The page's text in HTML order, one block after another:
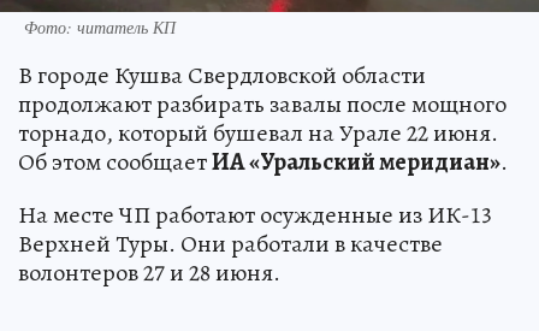
Фото: читатель КП
В городе Кушва Свердловской области
продолжают разбирать завалы после мощного
торнадо, который бушевал на Урале 22 июня.
Об этом сообщаетИА «Уральский меридиан».
На месте ЧП работают осужденные из ИК-13
Верхней Туры. Они работали в качестве
волонтеров 27 и 28 июня.